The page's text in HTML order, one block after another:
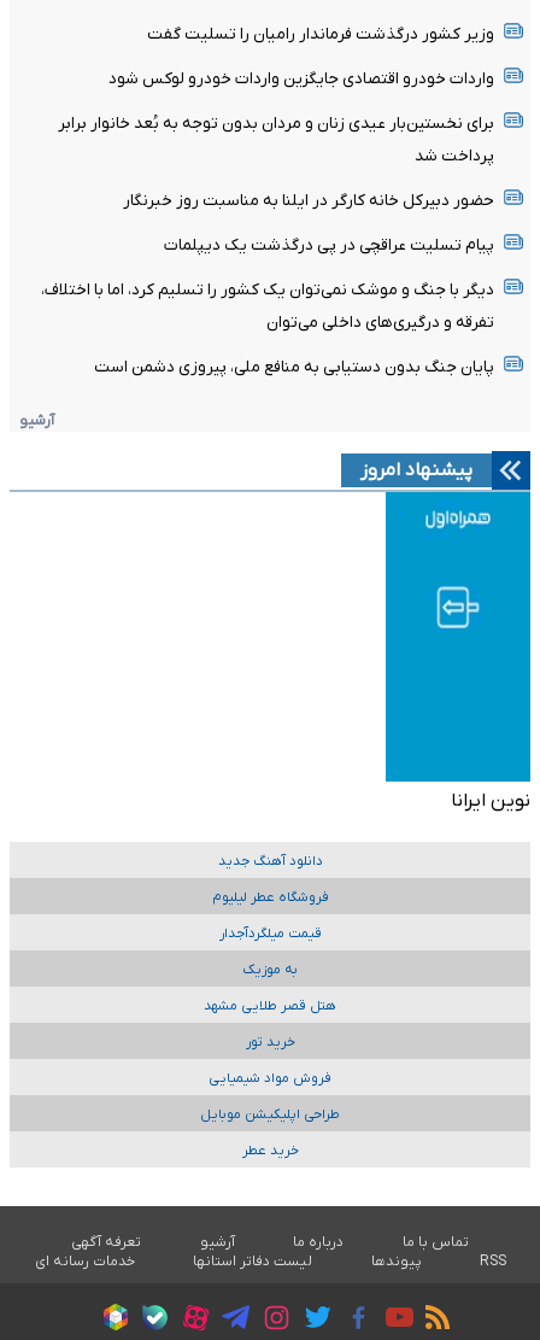
وزیر کشور درگذشت فرماندار رامیان را تسلیت گفت
واردات خودرو اقتصادی جایگزین واردات خودرو لوکس شود
برای نخستین‌بار عیدی زنان و مردان بدون توجه به بُعد خانوار برابر
پرداخت شد
حضور دبیرکل خانه کارگر در ایلنا به مناسبت روز خبرنگار
پیام تسلیت عراقچی در پی درگذشت یک دیپلمات
دیگر با جنگ و موشک نمی‌توان یک کشور را تسلیم کرد، اما با اختلاف،
تفرقه و درگیری‌های داخلی می‌توان
پایان جنگ بدون دستیابی به منافع ملی، پیروزی دشمن است
آرشیو
پیشنهاد امروز
نوین ایرانا
دانلود آهنگ جدید
فروشگاه عطر لیلیوم
قیمت میلگردآجدار
به موزیک
هتل قصر طلایی مشهد
خرید تور
فروش مواد شیمیایی
طراحی اپلیکیشن موبایل
خرید عطر
تماس با ما درباره ما آرشیو
تعرفه آگهی
RSS
پیوندها لیست دفاتر استانها خدمات رسانه ای